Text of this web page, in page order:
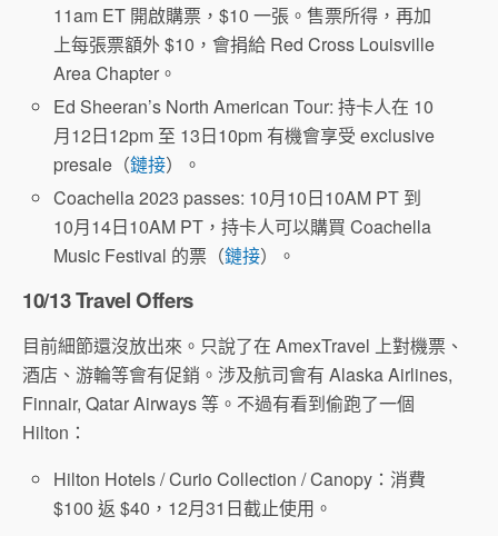
11am ET 開啟購票，$10 一張。售票所得，再加
上每張票額外 $10，會捐給 Red Cross Louisville
Area Chapter。
Ed Sheeran’s North American Tour: 持卡人在 10
月12日12pm 至 13日10pm 有機會享受 exclusive
presale（鏈接）。
Coachella 2023 passes: 10月10日10AM PT 到
10月14日10AM PT，持卡人可以購買 Coachella
Music Festival 的票（鏈接）。
10/13 Travel Offers
目前細節還沒放出來。只說了在 AmexTravel 上對機票、
酒店、游輪等會有促銷。涉及航司會有 Alaska Airlines,
Finnair, Qatar Airways 等。不過有看到偷跑了一個
Hilton：
Hilton Hotels / Curio Collection / Canopy：消費
$100 返 $40，12月31日截止使用。